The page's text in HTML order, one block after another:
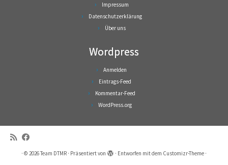
Impressum
Datenschutzerklärung
Über uns
Wordpress
Anmelden
Eintrags-Feed
Kommentar-Feed
WordPress.org
· © 2026Team DTMR · Präsentiert von · Entworfen mit dem Customizr-Theme ·